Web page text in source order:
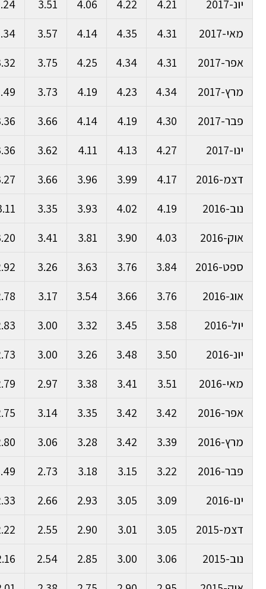
יונ-2017 4.21
4.22
4.06
3.51
מאי-2017
4.31
4.35
4.14
3.57
אפר-2017
4.31
4.34
4.25
3.75
מרץ-2017
4.34
4.23
4.19
3.73
פבר-2017
4.30
4.19
4.14
3.66
ינו-2017
4.27
4.13
4.11
3.62
דצמ-2016
4.17
3.99
3.96
3.66
נוב-2016
4.19
4.02
3.93
3.35
אוק-2016
4.03
3.90
3.81
3.41
ספט-2016
3.84
3.76
3.63
3.26
אוג-2016
3.76
3.66
3.54
3.17
יול-2016
3.58
3.45
3.32
3.00
יונ-2016
3.50
3.48
3.26
3.00
מאי-2016
3.51
3.41
3.38
2.97
אפר-2016
3.42
3.42
3.35
3.14
מרץ-2016
3.39
3.42
3.28
3.06
פבר-2016
3.22
3.15
3.18
2.73
ינו-2016
3.09
3.05
2.93
2.66
דצמ-2015
3.05
3.01
2.90
2.55
נוב-2015
3.06
3.00
2.85
2.54